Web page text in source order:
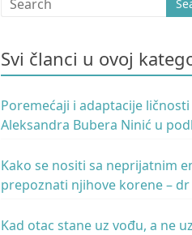
Svi članci u ovoj
Poremećaji i adaptacije
Aleksandra Bubera Ninić u
Kako se nositi sa neprijatnim
prepoznati njihove korene –
Kad otac stane uz vođu, a ne